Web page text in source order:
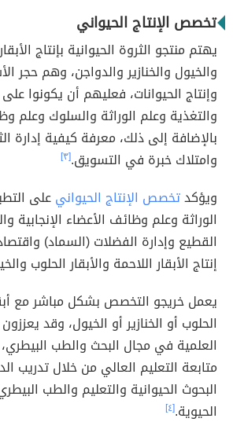
تخصص الإنتاج الحيواني
يهتم منتجو الثروة الحيوانية بإنتاج
والخيول والخنازير والدواجن، وهم حجر
وإنتاج الحيوانات، فعليهم أن يكونوا
والتغذية وعلم الوراثة والسلوك وعلم
بالإضافة إلى ذلك، معرفة كيفية إدارة
وامتلاك خبرة في التسويق.[٣]
ويؤكدتخصص الإنتاج الحيوانيعلى
الوراثة وعلم وظائف الأعضاء الإنجابية
القطيع وإدارة الفضلات (السماد)
إنتاج الأبقار اللاحمة والأبقار الحلوب
يعمل خريجو التخصص بشكل مباشر مع
الحلوب أو الخنازير أو الخيول، وقد
العلمية في مجال البحث والطب
متابعة التعليم العالي من خلال تدريب
البحوث الحيوانية والتعليم والطب
الحيوية.[٤]